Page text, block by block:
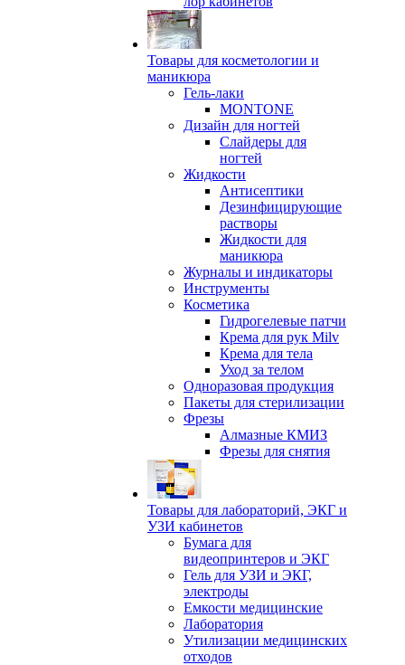
Товары для косметологии и
маникюра
Гель-лаки
MONTONE
Дизайн для ногтей
Слайдеры для
ногтей
Жидкости
Антисептики
Дезинфицирующие
растворы
Жидкости для
маникюра
Журналы и индикаторы
Инструменты
Косметика
Гидрогелевые патчи
Крема для рук Milv
Крема для тела
Уход за телом
Одноразовая продукция
Пакеты для стерилизации
Фрезы
Алмазные КМИЗ
Фрезы для снятия
Товары для лабораторий, ЭКГ и
УЗИ кабинетов
Бумага для
видеопринтеров и ЭКГ
Гель для УЗИ и ЭКГ,
электроды
Емкости медицинские
Лаборатория
Утилизации медицинских
отходов